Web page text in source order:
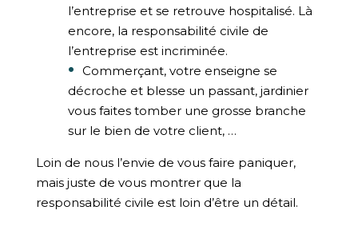
l’entreprise et se retrouve hospitalisé. Là
encore, la responsabilité civile de
l’entreprise est incriminée.
Commerçant, votre enseigne se
décroche et blesse un passant, jardinier
vous faites tomber une grosse branche
sur le bien de votre client, …
Loin de nous l’envie de vous faire paniquer,
mais juste de vous montrer que la
responsabilité civile est loin d’être un détail.